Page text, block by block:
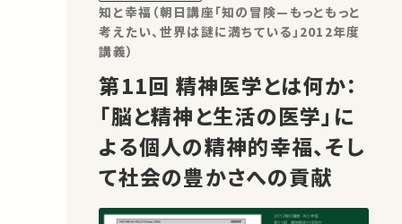
知と幸福（朝日講座「知の冒険—もっともっと
考えたい、世界は謎に満ちている」2012年度
講義）
第11回 精神医学とは何か：
「脳と精神と生活の医学」に
よる個人の精神的幸福、そし
て社会の豊かさへの貢献